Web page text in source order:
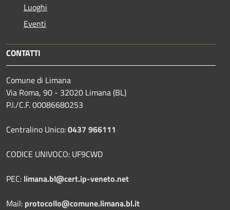
Luoghi
Eventi
CONTATTI
Comune di Limana
Via Roma, 90 - 32020 Limana (BL)
P.I./C.F. 00086680253
Centralino Unico:0437 966111
CODICE UNIVOCO: UF9CWD
PEC: limana.bl@cert.ip-veneto.net
Mail: protocollo@comune.limana.bl.it